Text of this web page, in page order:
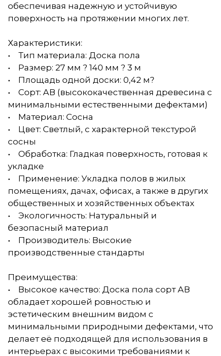
обеспечивая надежную и устойчивую
поверхность на протяжении многих лет.
Характеристики:
• Тип материала: Доска пола
• Размер: 27 мм ? 140 мм ? 3 м
• Площадь одной доски: 0,42 м?
• Сорт: АВ (высококачественная древесина с
минимальными естественными дефектами)
• Материал: Сосна
• Цвет: Светлый, с характерной текстурой
сосны
• Обработка: Гладкая поверхность, готовая к
укладке
• Применение: Укладка полов в жилых
помещениях, дачах, офисах, а также в других
общественных и хозяйственных объектах
• Экологичность: Натуральный и
безопасный материал
• Производитель: Высокие
производственные стандарты
Преимущества:
• Высокое качество: Доска пола сорт АВ
обладает хорошей ровностью и
эстетическим внешним видом с
минимальными природными дефектами, что
делает её подходящей для использования в
интерьерах с высокими требованиями к